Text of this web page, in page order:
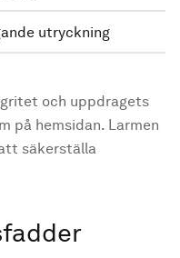
utryckning
och uppdragets
på hemsidan. Larmen
säkerställa